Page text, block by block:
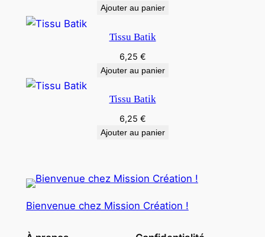
Ajouter au panier
Tissu Batik
6,25 €
Ajouter au panier
Tissu Batik
6,25 €
Ajouter au panier
Bienvenue chez Mission Création !